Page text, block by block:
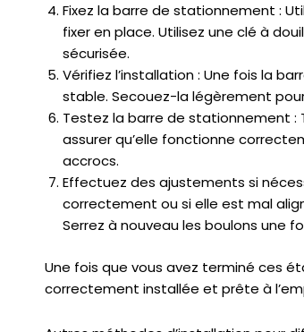
Fixez la barre de stationnement :
fixer en place. Utilisez une clé à
sécurisée.
Vérifiez l’installation : Une fois la
stable. Secouez-la légèrement
Testez la barre de stationnement
assurer qu’elle fonctionne
accrocs.
Effectuez des ajustements si
correctement ou si elle est mal
Serrez à nouveau les boulons une
Une fois que vous avez terminé ces
correctement installée et prête à